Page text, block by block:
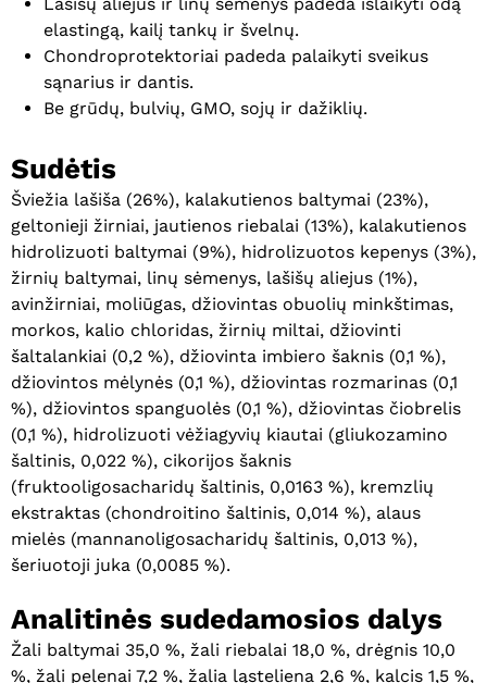
elastingą, kailį tankų ir švelnų.
Chondroprotektoriai padeda palaikyti sveikus
sąnarius ir dantis.
Be grūdų, bulvių, GMO, sojų ir dažiklių.
Sudėtis
Šviežia lašiša (26%), kalakutienos baltymai (23%),
geltonieji žirniai, jautienos riebalai (13%), kalakutienos
hidrolizuoti baltymai (9%), hidrolizuotos kepenys (3%),
žirnių baltymai, linų sėmenys, lašišų aliejus (1%),
avinžirniai, moliūgas, džiovintas obuolių minkštimas,
morkos, kalio chloridas, žirnių miltai, džiovinti
šaltalankiai (0,2 %), džiovinta imbiero šaknis (0,1 %),
džiovintos mėlynės (0,1 %), džiovintas rozmarinas (0,1
%), džiovintos spanguolės (0,1 %), džiovintas čiobrelis
(0,1 %), hidrolizuoti vėžiagyvių kiautai (gliukozamino
šaltinis, 0,022 %), cikorijos šaknis
(fruktooligosacharidų šaltinis, 0,0163 %), kremzlių
ekstraktas (chondroitino šaltinis, 0,014 %), alaus
mielės (mannanoligosacharidų šaltinis, 0,013 %),
šeriuotoji juka (0,0085 %).
Analitinės sudedamosios dalys
Žali baltymai 35,0 %, žali riebalai 18,0 %, drėgnis 10,0
%, žali pelenai 7,2 %, žalia ląsteliena 2,6 %, kalcis 1,5 %,